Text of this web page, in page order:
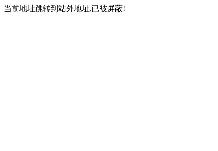
当前地址跳转到站外地址,已被屏蔽!